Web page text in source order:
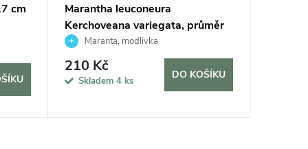
cm
Marantha leuconeura
Kerchoveana variegata, průměr
12 cmMaranta, modlivka
210 Kč
Skladem 4 ks
DO KOŠÍKU